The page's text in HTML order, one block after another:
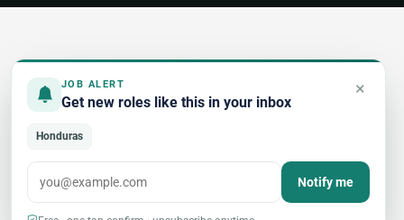
JOB ALERT
Get new roles like this in your inbox
×
Honduras
Notify me